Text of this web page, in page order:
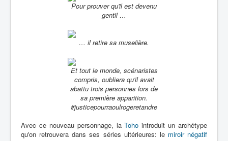
Pour prouver qu'il est devenu
gentil …
… il retire sa muselière.
Et tout le monde, scénaristes
compris, oubliera qu'il avait
abattu trois personnes lors de
sa première apparition.
#justicepourraoulrogeretandre
Avec ce nouveau personnage, laToho introduit un archétype
qu'on retrouvera dans ses séries ultérieures: le miroir négatif